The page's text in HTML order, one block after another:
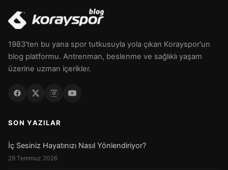
1983'ten bu yana spor tutkusuyla yola çıkan Korayspor'un
blog platformu. Antrenman, beslenme ve sağlıklı yaşam
üzerine uzman içerikler.
SON YAZILAR
İç Sesiniz Hayatınızı Nasıl Yönlendiriyor?
29 Temmuz 2026